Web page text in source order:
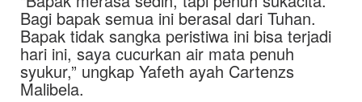
Bagi bapak semua ini berasal dari Tuhan.
Bapak tidak sangka peristiwa ini bisa terjadi
hari ini, saya cucurkan air mata penuh
syukur,” ungkap Yafeth ayah Cartenzs
Malibela.